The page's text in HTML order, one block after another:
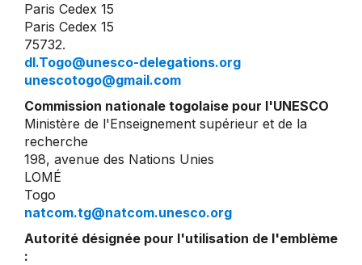
Paris Cedex 15
Paris Cedex 15
75732.
dl.Togo@unesco-delegations.org
unescotogo@gmail.com
Commission nationale togolaise pour l'UNESCO
Ministère de l'Enseignement supérieur et de la
recherche
198, avenue des Nations Unies
LOMÉ
Togo
natcom.tg@natcom.unesco.org
Autorité désignée pour l'utilisation de l'emblème
: